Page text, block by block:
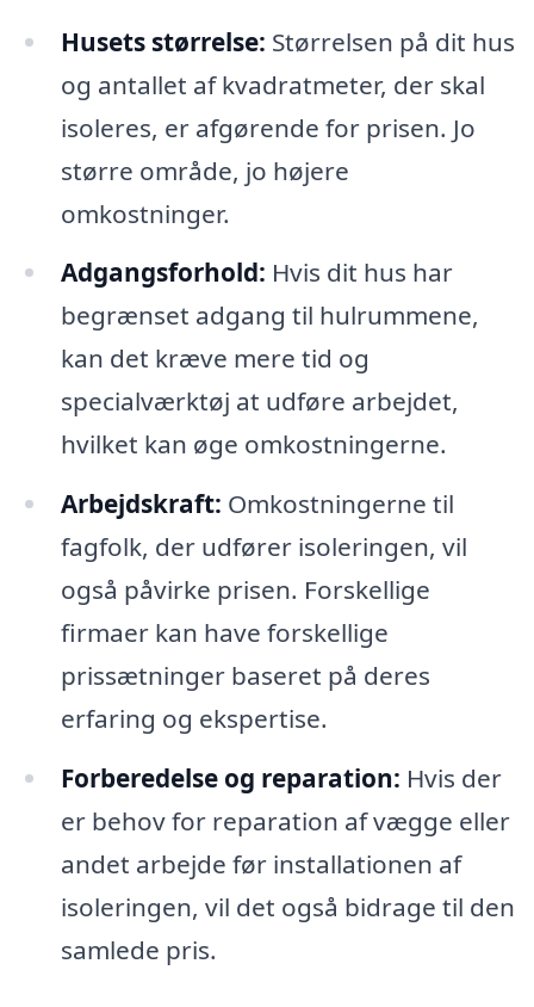
Husets størrelse: Størrelsen på dit hus
og antallet af kvadratmeter, der skal
isoleres, er afgørende for prisen. Jo
større område, jo højere
omkostninger.
Adgangsforhold: Hvis dit hus har
begrænset adgang til hulrummene,
kan det kræve mere tid og
specialværktøj at udføre arbejdet,
hvilket kan øge omkostningerne.
Arbejdskraft: Omkostningerne til
fagfolk, der udfører isoleringen, vil
også påvirke prisen. Forskellige
firmaer kan have forskellige
prissætninger baseret på deres
erfaring og ekspertise.
Forberedelse og reparation: Hvis der
er behov for reparation af vægge eller
andet arbejde før installationen af
isoleringen, vil det også bidrage til den
samlede pris.